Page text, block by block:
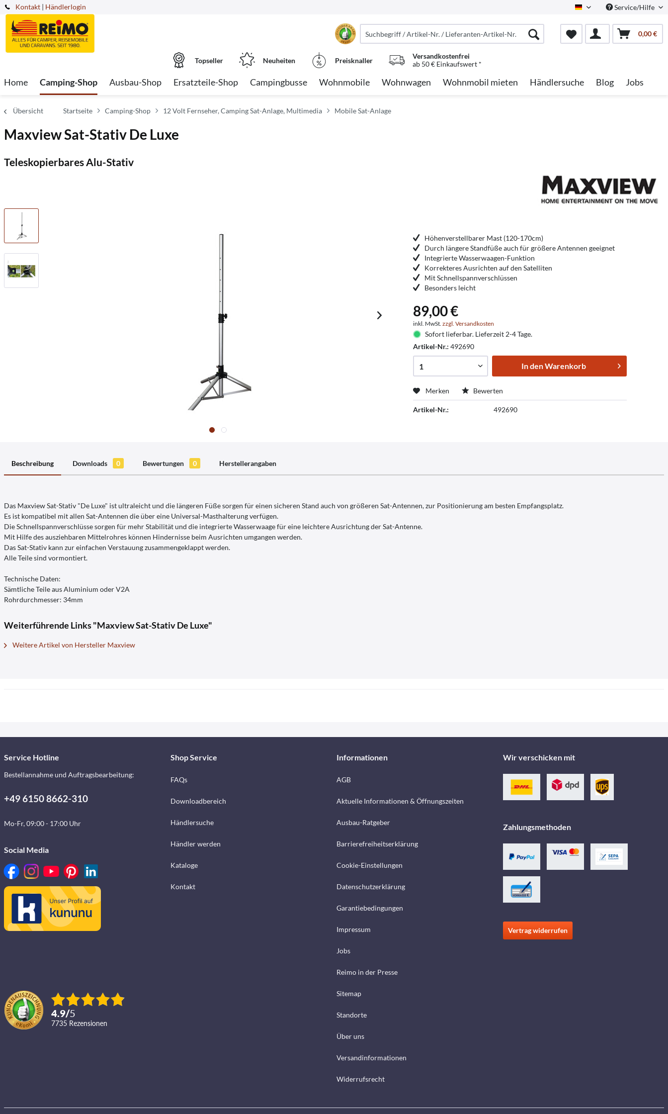
Kontakt German Service/Hilfe
| Händlerlogin
0,00 €
Topseller Neuheiten Preisknaller
Versandkostenfrei
ab 50 € Einkaufswert *
Home Camping-Shop Ausbau-Shop Ersatzteile-Shop Campingbusse Wohnmobile Wohnwagen Wohnmobil mieten Händlersuche Blog Jobs
Übersicht Startseite Camping-Shop 12 Volt Fernseher, Camping Sat-Anlage, Multimedia Mobile Sat-Anlage
Maxview Sat-Stativ De Luxe
Teleskopierbares Alu-Stativ
Höhenverstellbarer Mast (120-170cm)
Durch längere Standfüße auch für größere Antennen geeignet
Integrierte Wasserwaagen-Funktion
Korrekteres Ausrichten auf den Satelliten
Mit Schnellspannverschlüssen
Besonders leicht
89,00 €
inkl. MwSt.zzgl. Versandkosten
Sofort lieferbar. Lieferzeit 2-4 Tage.
Artikel-Nr.:492690
In denWarenkorb
Merken Bewerten
Artikel-Nr.: 492690
Beschreibung Downloads 0 Bewertungen 0 Herstellerangaben
Das Maxview Sat-Stativ "De Luxe" ist ultraleicht und die längeren Füße sorgen für einen sicheren Stand auch von größeren Sat-Antennen, zur Positionierung am besten Empfangsplatz.
Es ist kompatibel mit allen Sat-Antennen die über eine Universal-Masthalterung verfügen.
Die Schnellspannverschlüsse sorgen für mehr Stabilität und die integrierte Wasserwaage für eine leichtere Ausrichtung der Sat-Antenne.
Mit Hilfe des ausziehbaren Mittelrohres können Hindernisse beim Ausrichten umgangen werden.
Das Sat-Stativ kann zur einfachen Verstauung zusammengeklappt werden.
Alle Teile sind vormontiert.
Technische Daten:
Sämtliche Teile aus Aluminium oder V2A
Rohrdurchmesser: 34mm
Weiterführende Links "Maxview Sat-Stativ De Luxe"
Weitere Artikel von Hersteller Maxview
Service Hotline
Bestellannahme und Auftragsbearbeitung:
+49 6150 8662-310
Mo-Fr, 09:00 - 17:00 Uhr
Social Media
4.9/5
7735 Rezensionen
Shop Service
FAQs
Downloadbereich
Händlersuche
Händler werden
Kataloge
Kontakt
Informationen
AGB
Aktuelle Informationen & Öffnungszeiten
Ausbau-Ratgeber
Barrierefreiheitserklärung
Cookie-Einstellungen
Datenschutzerklärung
Garantiebedingungen
Impressum
Jobs
Reimo in der Presse
Sitemap
Standorte
Über uns
Versandinformationen
Widerrufsrecht
Wir verschicken mit
Zahlungsmethoden
Vertrag widerrufen